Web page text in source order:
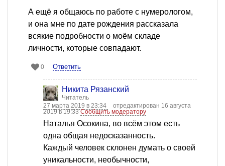
А ещё я общаюсь по работе с нумерологом,
и она мне по дате рождения рассказала
всякие подробности о моём складе
личности, которые совпадают.
0 Ответить
Никита Рязанский
Читатель
27 марта 2019 в 23:34
отредактирован 16 августа
2019 в 19:33Сообщить модератору
Наталья Осокина, во всём этом есть
одна общая недосказанность.
Каждый человек склонен думать о своей
уникальности, необычности,